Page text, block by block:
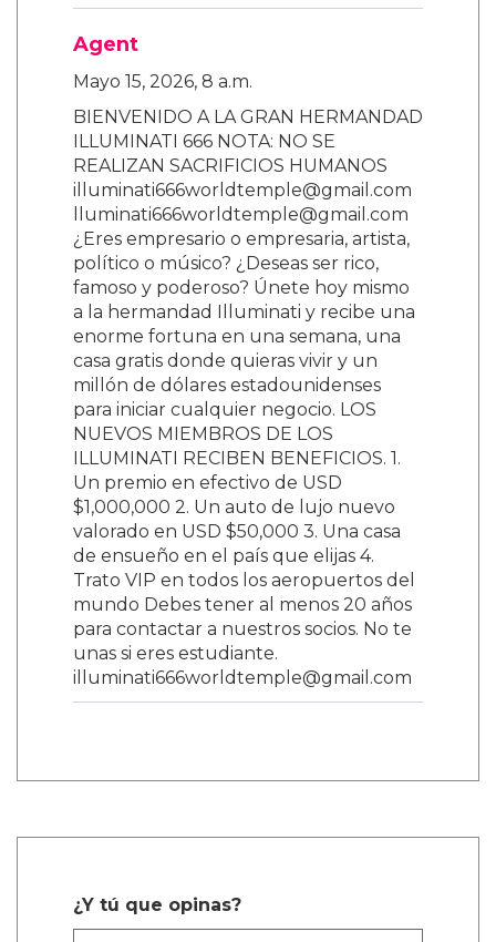
Agent
Mayo 15, 2026, 8 a.m.
BIENVENIDO A LA GRAN HERMANDAD
ILLUMINATI 666 NOTA: NO SE
REALIZAN SACRIFICIOS HUMANOS
illuminati666worldtemple@gmail.com
lluminati666worldtemple@gmail.com
¿Eres empresario o empresaria, artista,
político o músico? ¿Deseas ser rico,
famoso y poderoso? Únete hoy mismo
a la hermandad Illuminati y recibe una
enorme fortuna en una semana, una
casa gratis donde quieras vivir y un
millón de dólares estadounidenses
para iniciar cualquier negocio. LOS
NUEVOS MIEMBROS DE LOS
ILLUMINATI RECIBEN BENEFICIOS. 1.
Un premio en efectivo de USD
$1,000,000 2. Un auto de lujo nuevo
valorado en USD $50,000 3. Una casa
de ensueño en el país que elijas 4.
Trato VIP en todos los aeropuertos del
mundo Debes tener al menos 20 años
para contactar a nuestros socios. No te
unas si eres estudiante.
illuminati666worldtemple@gmail.com
¿Y tú que opinas?